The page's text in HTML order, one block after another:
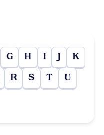
G H I J K
R S T U